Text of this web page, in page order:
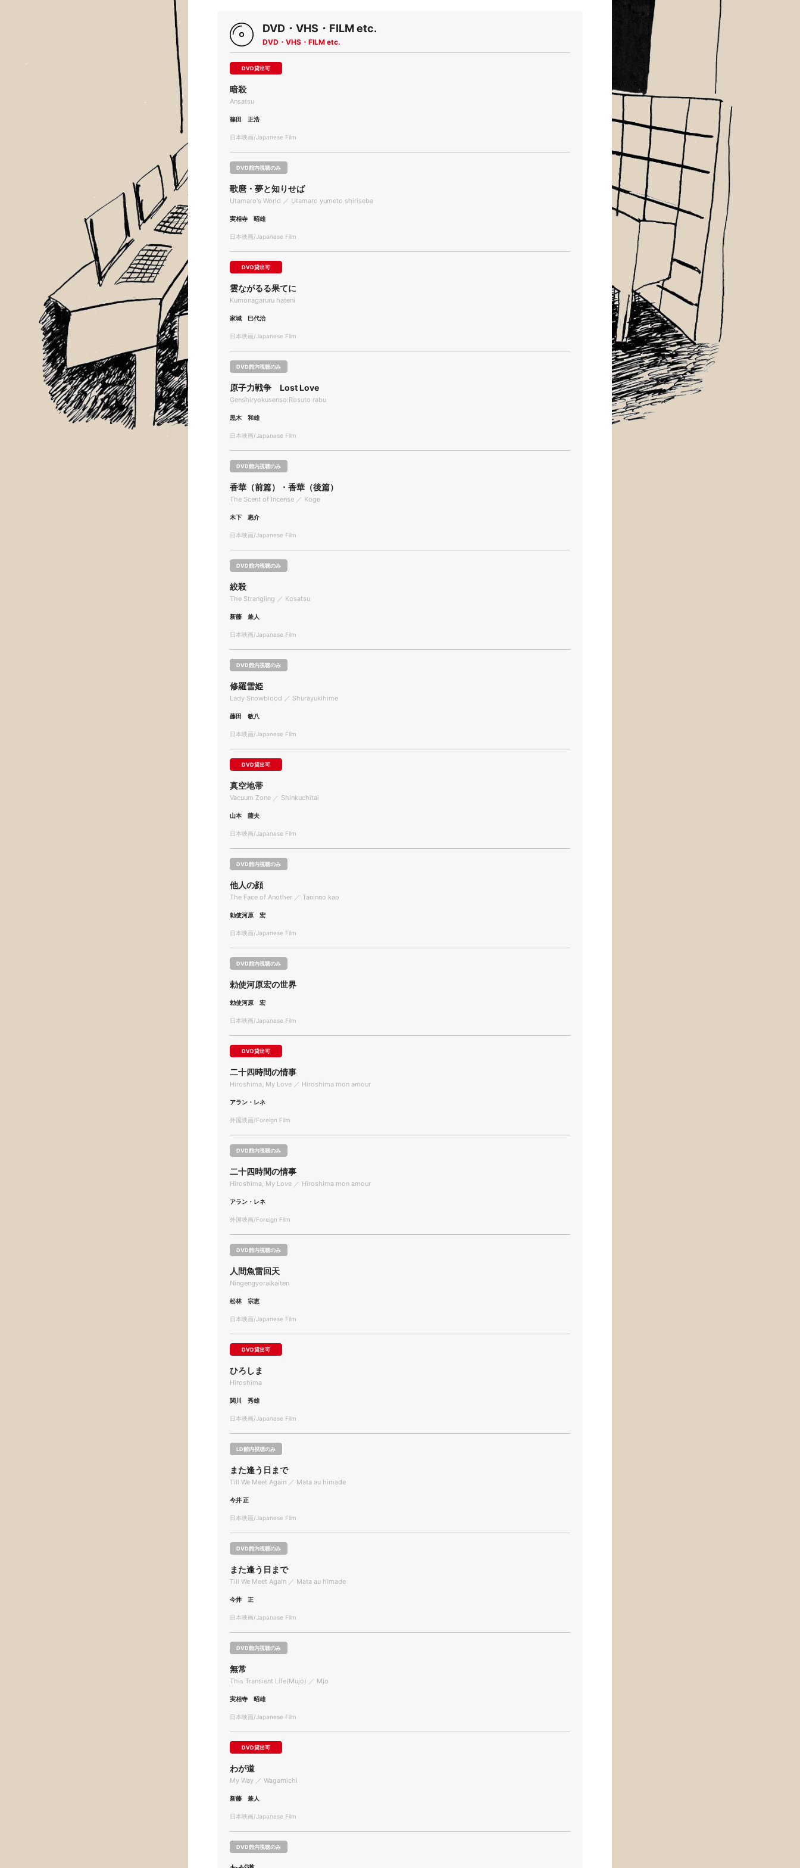
DVD・VHS・FILM etc.
DVD・VHS・FILM etc.
DVD貸出可
暗殺
Ansatsu
篠田 正浩
日本映画/Japanese Film
DVD館内視聴のみ
歌麿・夢と知りせば
Utamaro's World ／ Utamaro yumeto shiriseba
実相寺 昭雄
日本映画/Japanese Film
DVD貸出可
雲ながるる果てに
Kumonagaruru hateni
家城 巳代治
日本映画/Japanese Film
DVD館内視聴のみ
原子力戦争 Lost Love
Genshiryokusenso:Rosuto rabu
黒木 和雄
日本映画/Japanese Film
DVD館内視聴のみ
香華（前篇）・香華（後篇）
The Scent of Incense ／ Koge
木下 惠介
日本映画/Japanese Film
DVD館内視聴のみ
絞殺
The Strangling ／ Kosatsu
新藤 兼人
日本映画/Japanese Film
DVD館内視聴のみ
修羅雪姫
Lady Snowblood ／ Shurayukihime
藤田 敏八
日本映画/Japanese Film
DVD貸出可
真空地帯
Vacuum Zone ／ Shinkuchitai
山本 薩夫
日本映画/Japanese Film
DVD館内視聴のみ
他人の顔
The Face of Another ／ Taninno kao
勅使河原 宏
日本映画/Japanese Film
DVD館内視聴のみ
勅使河原宏の世界
勅使河原 宏
日本映画/Japanese Film
DVD貸出可
二十四時間の情事
Hiroshima, My Love ／ Hiroshima mon amour
アラン・レネ
外国映画/Foreign Film
DVD館内視聴のみ
二十四時間の情事
Hiroshima, My Love ／ Hiroshima mon amour
アラン・レネ
外国映画/Foreign Film
DVD館内視聴のみ
人間魚雷回天
Ningengyoraikaiten
松林 宗恵
日本映画/Japanese Film
DVD貸出可
ひろしま
Hiroshima
関川 秀雄
日本映画/Japanese Film
LD館内視聴のみ
また逢う日まで
Till We Meet Again ／ Mata au himade
今井 正
日本映画/Japanese Film
DVD館内視聴のみ
また逢う日まで
Till We Meet Again ／ Mata au himade
今井 正
日本映画/Japanese Film
DVD館内視聴のみ
無常
This Transient Life(Mujo) ／ Mjo
実相寺 昭雄
日本映画/Japanese Film
DVD貸出可
わが道
My Way ／ Wagamichi
新藤 兼人
日本映画/Japanese Film
DVD館内視聴のみ